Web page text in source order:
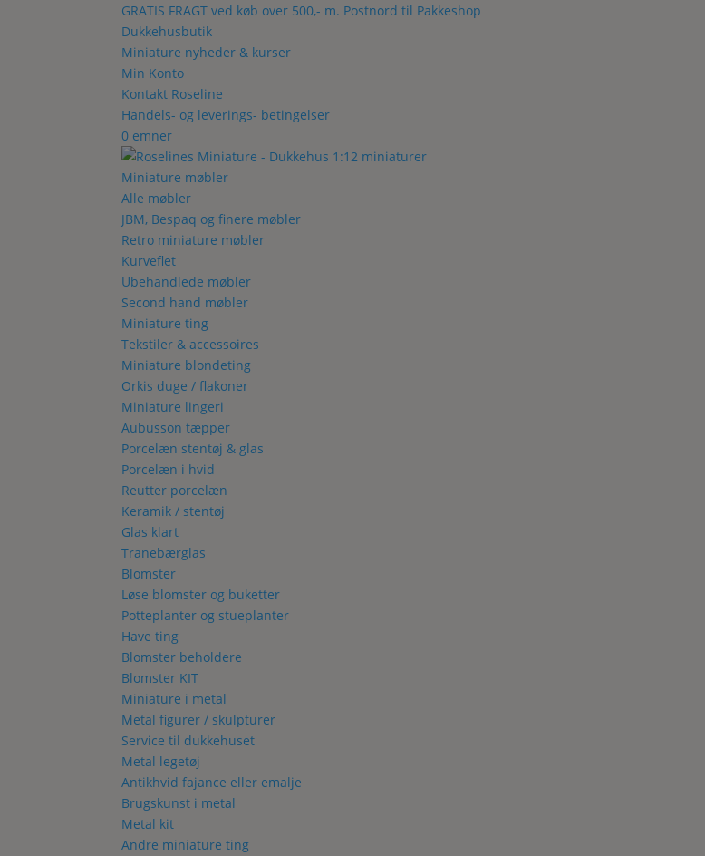
GRATIS FRAGT ved køb over 500,- m. Postnord til Pakkeshop
Dukkehusbutik
Miniature nyheder & kurser
Min Konto
Kontakt Roseline
Handels- og leverings- betingelser
0 emner
Miniature møbler
Alle møbler
JBM, Bespaq og finere møbler
Retro miniature møbler
Kurveflet
Ubehandlede møbler
Second hand møbler
Miniature ting
Tekstiler & accessoires
Miniature blondeting
Orkis duge / flakoner
Miniature lingeri
Aubusson tæpper
Porcelæn stentøj & glas
Porcelæn i hvid
Reutter porcelæn
Keramik / stentøj
Glas klart
Tranebærglas
Blomster
Løse blomster og buketter
Potteplanter og stueplanter
Have ting
Blomster beholdere
Blomster KIT
Miniature i metal
Metal figurer / skulpturer
Service til dukkehuset
Metal legetøj
Antikhvid fajance eller emalje
Brugskunst i metal
Metal kit
Andre miniature ting